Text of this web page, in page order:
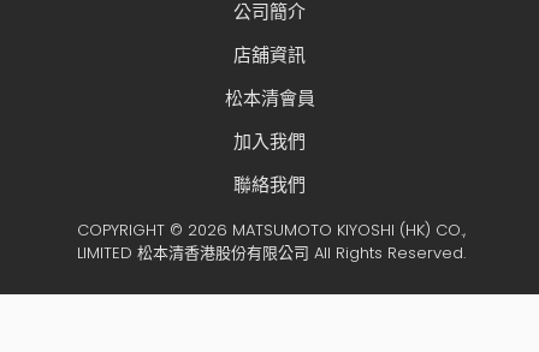
公司簡介
店舖資訊
松本清會員
加入我們
聯絡我們
COPYRIGHT © 2026 MATSUMOTO KIYOSHI (HK) CO.,
LIMITED 松本清香港股份有限公司 All Rights Reserved.